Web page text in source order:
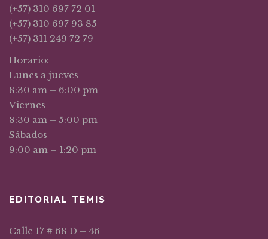
(+57) 310 697 72 01
(+57) 310 697 93 85
(+57) 311 249 72 79
Horario:
Lunes a jueves
8:30 am – 6:00 pm
Viernes
8:30 am – 5:00 pm
Sábados
9:00 am – 1:20 pm
EDITORIAL TEMIS
Calle 17 # 68 D – 46